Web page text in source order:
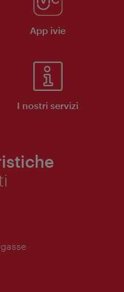
App ivie
I nostri servizi